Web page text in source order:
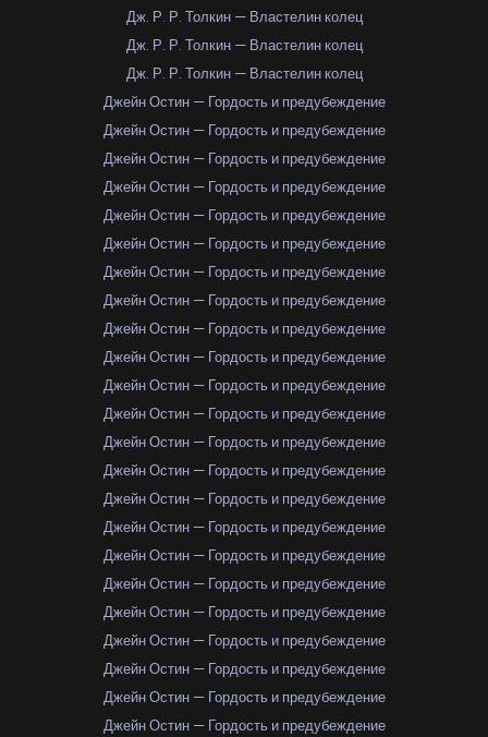
Дж. Р. Р. Толкин — Властелин колец
Дж. Р. Р. Толкин — Властелин колец
Дж. Р. Р. Толкин — Властелин колец
Джейн Остин — Гордость и предубеждение
Джейн Остин — Гордость и предубеждение
Джейн Остин — Гордость и предубеждение
Джейн Остин — Гордость и предубеждение
Джейн Остин — Гордость и предубеждение
Джейн Остин — Гордость и предубеждение
Джейн Остин — Гордость и предубеждение
Джейн Остин — Гордость и предубеждение
Джейн Остин — Гордость и предубеждение
Джейн Остин — Гордость и предубеждение
Джейн Остин — Гордость и предубеждение
Джейн Остин — Гордость и предубеждение
Джейн Остин — Гордость и предубеждение
Джейн Остин — Гордость и предубеждение
Джейн Остин — Гордость и предубеждение
Джейн Остин — Гордость и предубеждение
Джейн Остин — Гордость и предубеждение
Джейн Остин — Гордость и предубеждение
Джейн Остин — Гордость и предубеждение
Джейн Остин — Гордость и предубеждение
Джейн Остин — Гордость и предубеждение
Джейн Остин — Гордость и предубеждение
Джейн Остин — Гордость и предубеждение